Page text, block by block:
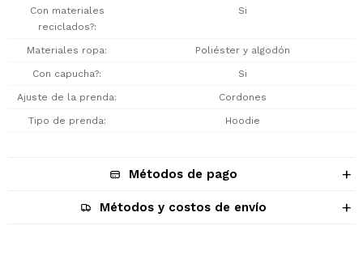
Con materiales
reciclados?
Si
Materiales ropa Poliéster y algodón
Con capucha? Si
Ajuste de la prenda Cordones
Tipo de prenda Hoodie
Métodos de pago
Métodos y costos de envío